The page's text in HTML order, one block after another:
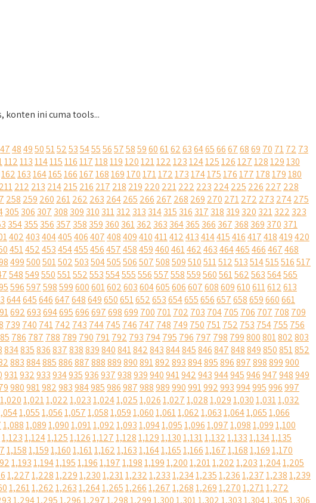
konten ini cuma tools...
4748495051525354555657585960616263646566676869 70 7172 73
112113114115116117118119120121122123124125126127128129130
162163164165166167168169170171172173174175176177178179180
211212 213 214215 216 217 218 219 220 221222 223 224225 226 227 228
258 259 260 261262 263 264265 266 267 268 269 270 271272 273 274275
305 306 307 308 309 310 311312 313 314315 316 317 318 319 320 321322 323
354355 356 357 358 359 360 361362 363 364365 366 367 368 369 370 371
402403404405406407408409410411412413414415416417418419420
451452453454455456457458459460461462463464465466467468
499500501502503504505506507508509510511512513514515516517
548549550551552553554555556557558559560561562563564565
596597598599600601602603604605606607608609610611612613
644645646647648649650651652653654655656657658659660661
692693694695696697698699 700 701702 703 704705 706 707 708 709
739 740 741742 743 744745 746 747 748 749 750 751752 753 754755 756
786 787 788 789 790 791792 793 794795 796 797 798 799800801802803
834835836837838839840841842843844845846847848849850851852
883884885886887888889890891892893894895896897898899900
931932933934935936937938939940941942943944945946947948949
980981982983984985986987988989990991992993994995996997
1,0201,0211,0221,0231,0241,0251,0261,0271,0281,0291,0301,0311,032
1,0551,0561,0571,0581,0591,0601,0611,0621,0631,0641,0651,066
1,0881,0891,0901,0911,0921,0931,0941,0951,0961,0971,0981,0991,100
1,1231,1241,1251,1261,1271,1281,1291,1301,1311,1321,1331,1341,135
1,1581,1591,1601,1611,1621,1631,1641,1651,1661,1671,1681,1691,170
1,1931,1941,1951,1961,1971,1981,1991,2001,2011,2021,2031,2041,205
1,2271,2281,2291,2301,2311,2321,2331,2341,2351,2361,2371,2381,239
1,2611,2621,2631,2641,2651,2661,2671,2681,2691,2701,2711,272